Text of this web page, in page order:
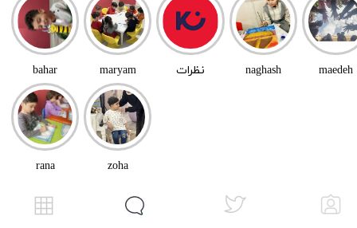
bahar maryam نظرات naghash maedeh
rana zoha